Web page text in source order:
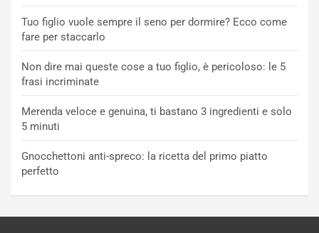
Tuo figlio vuole sempre il seno per dormire? Ecco come
fare per staccarlo
Non dire mai queste cose a tuo figlio, è pericoloso: le 5
frasi incriminate
Merenda veloce e genuina, ti bastano 3 ingredienti e solo
5 minuti
Gnocchettoni anti-spreco: la ricetta del primo piatto
perfetto